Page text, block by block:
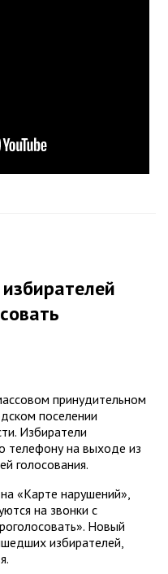
принудительном
поселении
Избиратели
телефону на выходе из
голосования.
на «Карте нарушений»,
на звонки с
Новый
избирателей,